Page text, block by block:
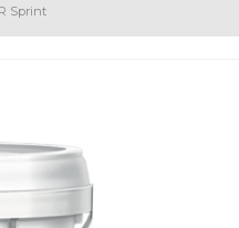
Sprint